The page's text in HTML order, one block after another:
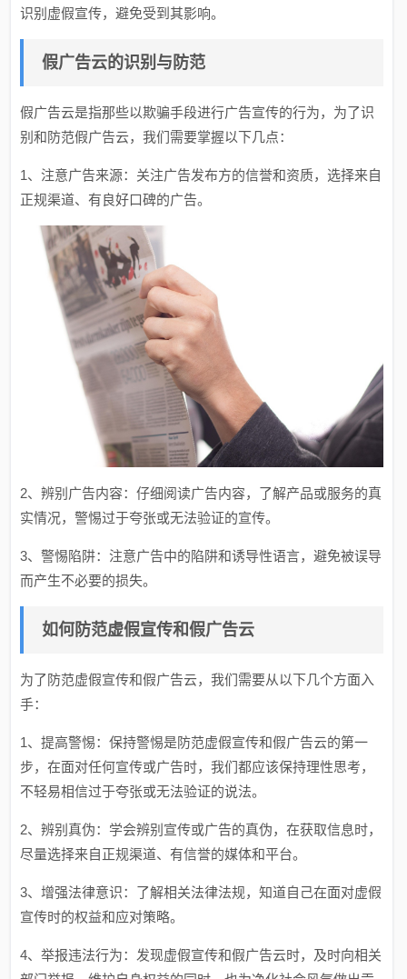
识别虚假宣传，避免受到其影响。
假广告云的识别与防范
假广告云是指那些以欺骗手段进行广告宣传的行为，为了识
别和防范假广告云，我们需要掌握以下几点：
1、注意广告来源：关注广告发布方的信誉和资质，选择来自
正规渠道、有良好口碑的广告。
2、辨别广告内容：仔细阅读广告内容，了解产品或服务的真
实情况，警惕过于夸张或无法验证的宣传。
3、警惕陷阱：注意广告中的陷阱和诱导性语言，避免被误导
而产生不必要的损失。
如何防范虚假宣传和假广告云
为了防范虚假宣传和假广告云，我们需要从以下几个方面入
手：
1、提高警惕：保持警惕是防范虚假宣传和假广告云的第一
步，在面对任何宣传或广告时，我们都应该保持理性思考，
不轻易相信过于夸张或无法验证的说法。
2、辨别真伪：学会辨别宣传或广告的真伪，在获取信息时，
尽量选择来自正规渠道、有信誉的媒体和平台。
3、增强法律意识：了解相关法律法规，知道自己在面对虚假
宣传时的权益和应对策略。
4、举报违法行为：发现虚假宣传和假广告云时，及时向相关